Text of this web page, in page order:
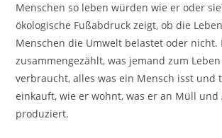
Menschen so leben würden wie er oder
ökologische Fußabdruck zeigt, ob die
Menschen die Umwelt belastet oder nicht.
zusammengezählt, was jemand zum
verbraucht, alles was ein Mensch isst und
einkauft, wie er wohnt, was er an Müll und
produziert.